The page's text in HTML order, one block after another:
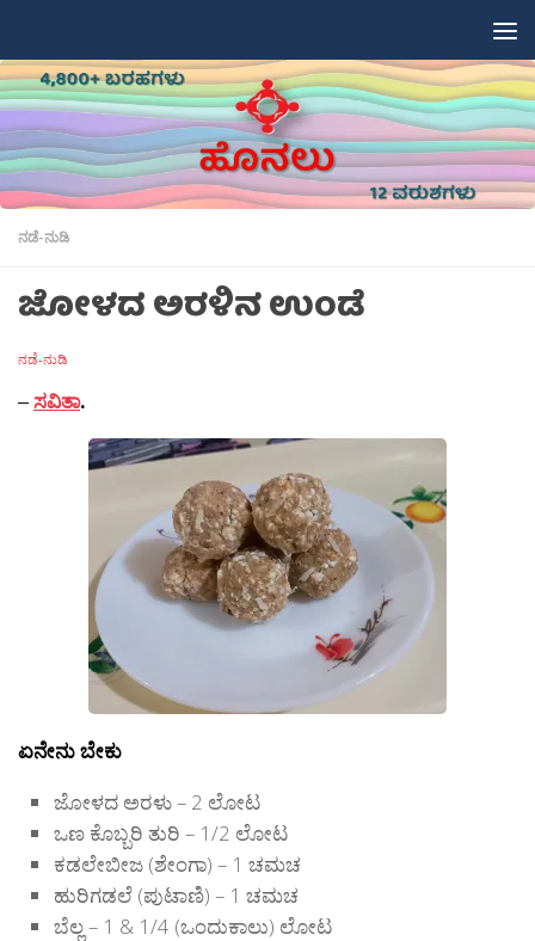
ನಡೆ-ನುಡಿ
ಜೋಳದ ಅರಳಿನ ಉಂಡೆ
ನಡೆ-ನುಡಿ
–ಸವಿತಾ.
ಏನೇನು ಬೇಕು
ಜೋಳದ ಅರಳು – 2 ಲೋಟ
ಒಣ ಕೊಬ್ಬರಿ ತುರಿ – 1/2 ಲೋಟ
ಕಡಲೇಬೀಜ (ಶೇಂಗಾ) – 1 ಚಮಚ
ಹುರಿಗಡಲೆ (ಪುಟಾಣಿ) – 1 ಚಮಚ
ಬೆಲ್ಲ – 1 & 1/4 (ಒಂದುಕಾಲು) ಲೋಟ